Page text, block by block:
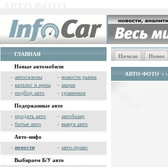
ГЛАВНАЯ
Новые автомобили
» автосалоны » новости рынка
» каталог и цены » акции
» подбор авто » сравнение
Подержанные авто
» продать авто » автобазар
» битые авто » выкуп авто
Авто-инфо
» новости » авто-право
Выбираем Б/У авто
Начало Новое
АВТО-ФОТО : :